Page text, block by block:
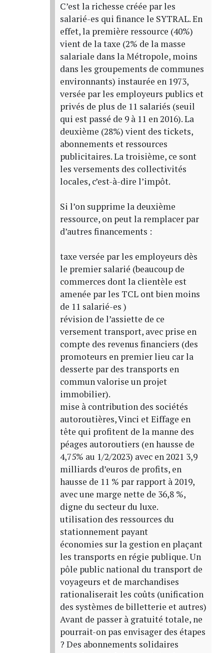
C’est la richesse créée par les
salarié-es qui finance le SYTRAL. En
effet, la première ressource (40%)
vient de la taxe (2% de la masse
salariale dans la Métropole, moins
dans les groupements de communes
environnants) instaurée en 1973,
versée par les employeurs publics et
privés de plus de 11 salariés (seuil
qui est passé de 9 à 11 en 2016). La
deuxième (28%) vient des tickets,
abonnements et ressources
publicitaires. La troisième, ce sont
les versements des collectivités
locales, c’est-à-dire l’impôt.
Si l’on supprime la deuxième
ressource, on peut la remplacer par
d’autres financements :
taxe versée par les employeurs dès
le premier salarié (beaucoup de
commerces dont la clientèle est
amenée par les TCL ont bien moins
de 11 salarié-es )
révision de l’assiette de ce
versement transport, avec prise en
compte des revenus financiers (des
promoteurs en premier lieu car la
desserte par des transports en
commun valorise un projet
immobilier).
mise à contribution des sociétés
autoroutières, Vinci et Eiffage en
tête qui profitent de la manne des
péages autoroutiers (en hausse de
4,75% au 1/2/2023) avec en 2021 3,9
milliards d’euros de profits, en
hausse de 11 % par rapport à 2019,
avec une marge nette de 36,8 %,
digne du secteur du luxe.
utilisation des ressources du
stationnement payant
économies sur la gestion en plaçant
les transports en régie publique. Un
pôle public national du transport de
voyageurs et de marchandises
rationaliserait les coûts (unification
des systèmes de billetterie et autres)
Avant de passer à gratuité totale, ne
pourrait-on pas envisager des étapes
? Des abonnements solidaires